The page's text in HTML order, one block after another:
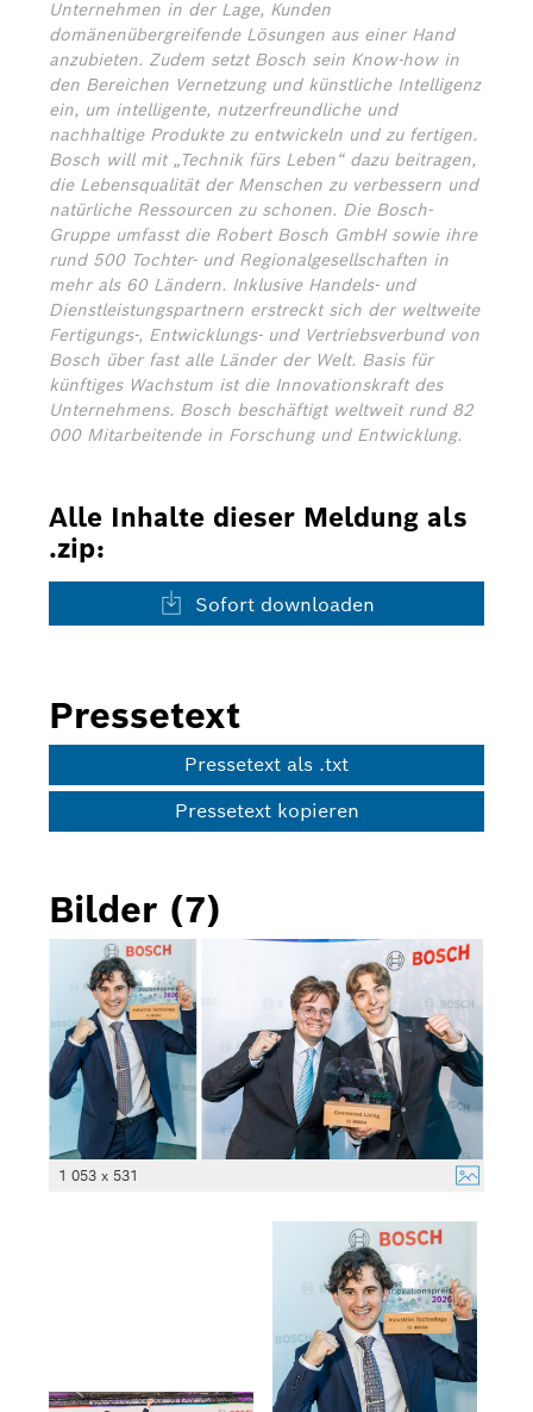
Unternehmen in der Lage, Kunden
domänenübergreifende Lösungen aus einer Hand
anzubieten. Zudem setzt Bosch sein Know-how in
den Bereichen Vernetzung und künstliche Intelligenz
ein, um intelligente, nutzerfreundliche und
nachhaltige Produkte zu entwickeln und zu fertigen.
Bosch will mit „Technik fürs Leben“ dazu beitragen,
die Lebensqualität der Menschen zu verbessern und
natürliche Ressourcen zu schonen. Die Bosch-
Gruppe umfasst die Robert Bosch GmbH sowie ihre
rund 500 Tochter- und Regionalgesellschaften in
mehr als 60 Ländern. Inklusive Handels- und
Dienstleistungspartnern erstreckt sich der weltweite
Fertigungs-, Entwicklungs- und Vertriebsverbund von
Bosch über fast alle Länder der Welt. Basis für
künftiges Wachstum ist die Innovationskraft des
Unternehmens. Bosch beschäftigt weltweit rund 82
000 Mitarbeitende in Forschung und Entwicklung.
Alle Inhalte dieser Meldung als
.zip:
Sofort downloaden
Pressetext
Pressetext als .txt
Pressetext kopieren
Bilder (7)
1 053 x 531